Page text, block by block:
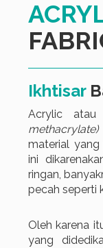
Ikhtisar
Acrylic
methacrylate)
material yang
ini
ringan,
pecah seperti
Oleh karena
yang